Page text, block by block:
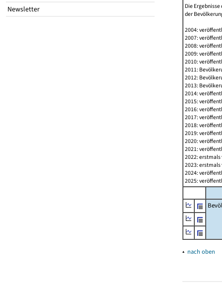
Newsletter
Die
der
2004:
2007:
2008:
2009:
2010:
2011:
2012:
2013:
2014:
2015:
2016:
2017:
2018:
2019:
2020:
2021:
2022:
2023:
2024:
2025:
▴ nach oben